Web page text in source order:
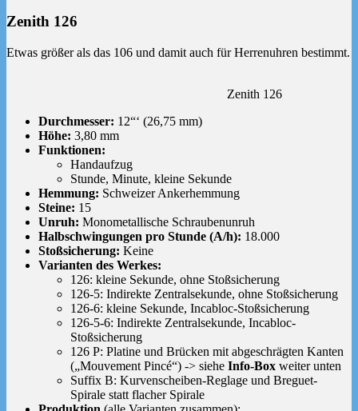
Zenith 126
Etwas größer als das 106 und damit auch für Herrenuhren bestimmt.
Zenith 126
Durchmesser: 12“‘ (26,75 mm)
Höhe: 3,80 mm
Funktionen:
Handaufzug
Stunde, Minute, kleine Sekunde
Hemmung: Schweizer Ankerhemmung
Steine: 15
Unruh: Monometallische Schraubenunruh
Halbschwingungen pro Stunde (A/h): 18.000
Stoßsicherung: Keine
Varianten des Werkes:
126: kleine Sekunde, ohne Stoßsicherung
126-5: Indirekte Zentralsekunde, ohne Stoßsicherung
126-6: kleine Sekunde, Incabloc-Stoßsicherung
126-5-6: Indirekte Zentralsekunde, Incabloc-
Stoßsicherung
126 P: Platine und Brücken mit abgeschrägten Kanten
(„Mouvement Pincé“) -> siehe Info-Box weiter unten
Suffix B: Kurvenscheiben-Reglage und Breguet-
Spirale statt flacher Spirale